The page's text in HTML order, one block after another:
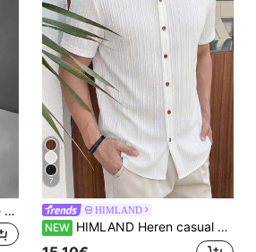
Heren effen T-shirt met ronde hals, losvallend en kort mouw, geschikt voor dagelijks gebruik in de zomer
7
HIMLAND
NEW HIMLAND Heren casual geweven overhemd met korte mouwen, effen kleur en enkele knopen